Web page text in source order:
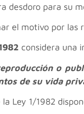
desdoro para su
el motivo por las
considera una
o
de su vida
la Ley 1/1982